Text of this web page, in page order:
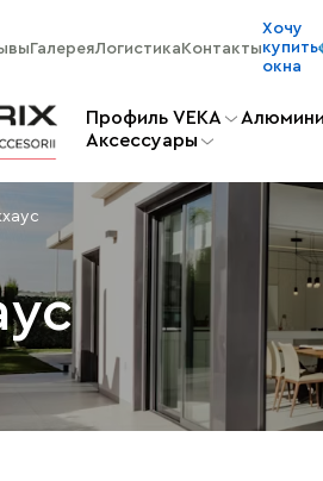
ГалереяЛогистикаКонтакты
Хочу
купить
окна
Профиль VEKA
Aксессуары